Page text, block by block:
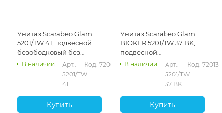
Унитаз Scarabeo Glam
5201/TW 41, подвесной
безободковый без
креплений и сиденья,
белый матовый
В наличии
Арт.:
5201/TW
41
Код: 72007
Купить
Унитаз Scarabeo Glam
BIOKER 5201/TW 37 BK,
подвесной
безободковый без
креплений и сиденья,
В наличии
Арт.:
5201/TW
37 BK
Код: 72013
Купить